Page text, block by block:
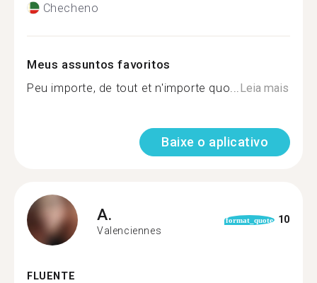
Checheno
Meus assuntos favoritos
Peu importe, de tout et n'importe quo... Leia mais
Baixe o aplicativo
A.
Valenciennes
format_quote 10
FLUENTE